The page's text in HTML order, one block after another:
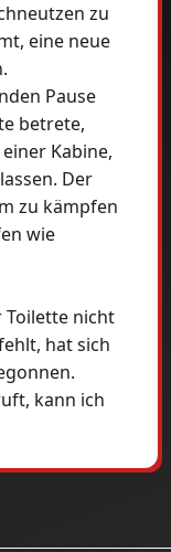
zu
eine neue
Pause
betrete,
Kabine,
Der
zu kämpfen
wie
Toilette nicht
hat sich
kann ich